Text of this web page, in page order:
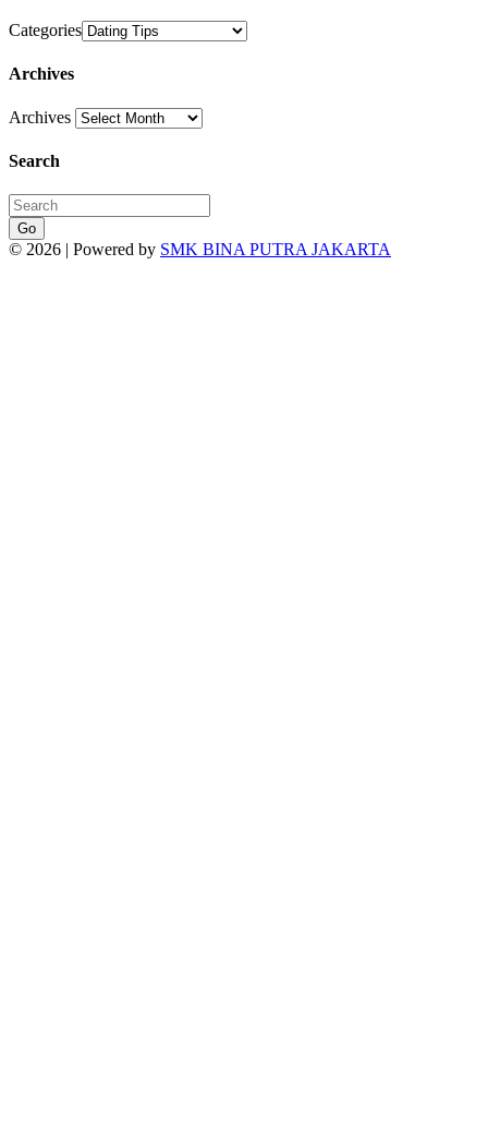
Categories
Archives
Archives
Search
Go
© 2026 | Powered by SMK BINA PUTRA JAKARTA